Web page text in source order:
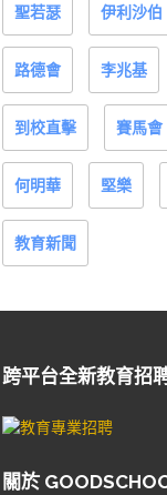
聖若瑟 伊利沙伯
路德會 李兆基
到校直擊 賽馬會
何明華 堅樂
教育新聞
跨平台全新教育招
關於